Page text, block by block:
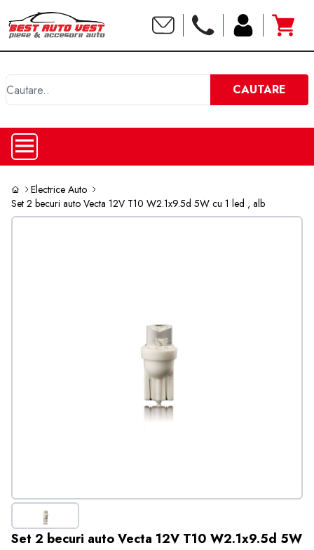
CAUTARE
Electrice Auto
Set 2 becuri auto Vecta 12V T10 W2.1x9.5d 5W cu 1 led , alb
Set 2 becuri auto Vecta 12V T10 W2.1x9.5d 5W